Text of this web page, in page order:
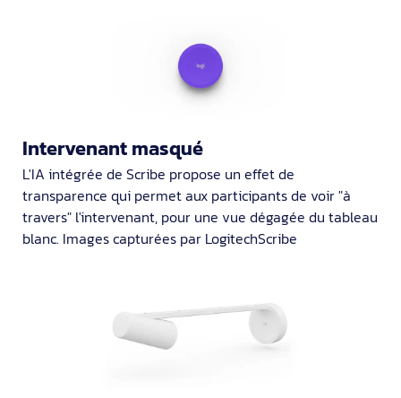
Intervenant masqué
L'IA intégrée de Scribe propose un effet de
transparence qui permet aux participants de voir "à
travers" l'intervenant, pour une vue dégagée du tableau
blanc. Images capturées par LogitechScribe